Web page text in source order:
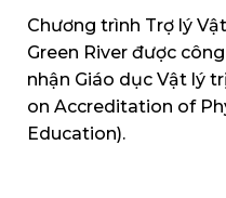
Chương trình Trợ lý
Green River được
nhận Giáo dục Vật lý
on Accreditation of
Education).